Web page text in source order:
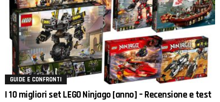
GUIDE E CONFRONTI
I 10 migliori set LEGO Ninjago [anno] – Recensione e test